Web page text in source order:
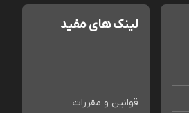
لینک های مفید
قوانین و مقررات